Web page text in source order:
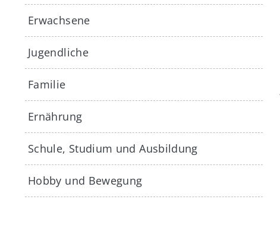
Erwachsene
Jugendliche
Familie
Ernährung
Schule, Studium und Ausbildung
Hobby und Bewegung